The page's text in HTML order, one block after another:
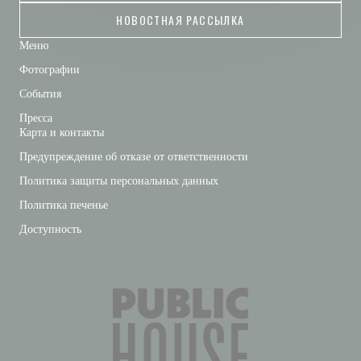
НОВОСТНАЯ РАССЫЛКА
Меню
Фотографии
События
Пресса
Карта и контакты
Предупреждение об отказе от ответственности
Политика защиты персональных данных
Политика печенье
Доступность